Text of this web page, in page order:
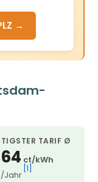
→
TARIF Ø
ct/kWh
Jahr
[1]